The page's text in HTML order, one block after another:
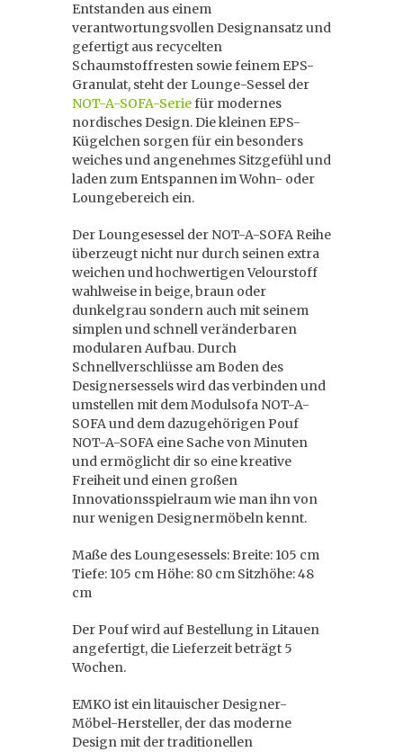
Entstanden aus einem
verantwortungsvollen Designansatz und
gefertigt aus recycelten
Schaumstoffresten sowie feinem EPS-
Granulat, steht der Lounge-Sessel der
NOT-A-SOFA-Seriefür modernes
nordisches Design. Die kleinen EPS-
Kügelchen sorgen für ein besonders
weiches und angenehmes Sitzgefühl und
laden zum Entspannen im Wohn- oder
Loungebereich ein.
Der Loungesessel der NOT-A-SOFA Reihe
überzeugt nicht nur durch seinen extra
weichen und hochwertigen Velourstoff
wahlweise in beige, braun oder
dunkelgrau sondern auch mit seinem
simplen und schnell veränderbaren
modularen Aufbau. Durch
Schnellverschlüsse am Boden des
Designersessels wird das verbinden und
umstellen mit dem Modulsofa NOT-A-
SOFA und dem dazugehörigen Pouf
NOT-A-SOFA eine Sache von Minuten
und ermöglicht dir so eine kreative
Freiheit und einen großen
Innovationsspielraum wie man ihn von
nur wenigen Designermöbeln kennt.
Maße des Loungesessels: Breite: 105 cm
Tiefe: 105 cm Höhe: 80 cm Sitzhöhe: 48
cm
Der Pouf wird auf Bestellung in Litauen
angefertigt, die Lieferzeit beträgt 5
Wochen.
EMKO ist ein litauischer Designer-
Möbel-Hersteller, der das moderne
Design mit der traditionellen